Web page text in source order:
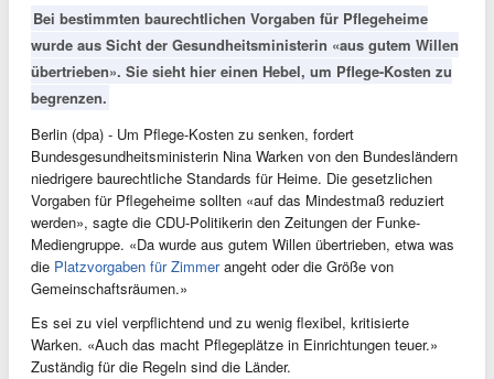
Bei bestimmten baurechtlichen Vorgaben für Pflegeheime
wurde aus Sicht der Gesundheitsministerin «aus gutem Willen
übertrieben». Sie sieht hier einen Hebel, um Pflege-Kosten zu
begrenzen.
Berlin (dpa) - Um Pflege-Kosten zu senken, fordert
Bundesgesundheitsministerin Nina Warken von den Bundesländern
niedrigere baurechtliche Standards für Heime. Die gesetzlichen
Vorgaben für Pflegeheime sollten «auf das Mindestmaß reduziert
werden», sagte die CDU-Politikerin den Zeitungen der Funke-
Mediengruppe. «Da wurde aus gutem Willen übertrieben, etwa was
die Platzvorgaben für Zimmerangeht oder die Größe von
Gemeinschaftsräumen.»
Es sei zu viel verpflichtend und zu wenig flexibel, kritisierte
Warken. «Auch das macht Pflegeplätze in Einrichtungen teuer.»
Zuständig für die Regeln sind die Länder.